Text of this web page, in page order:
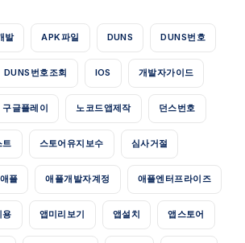
발 APK파일 DUNS DUNS번호
DUNS번호조회 IOS 개발자가이드
구글플레이 노코드앱제작 던스번호
트 스토어유지보수 심사거절
애플 애플개발자계정 애플엔터프라이즈
용 앱미리보기 앱설치 앱스토어